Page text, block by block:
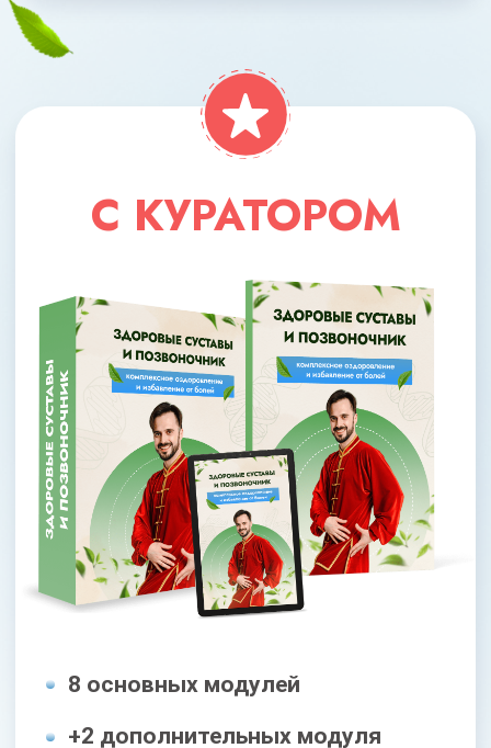
МАКСИМАЛЬНЫЙ
8 основных модулей
(связки, «косточка»)
прочные кости)